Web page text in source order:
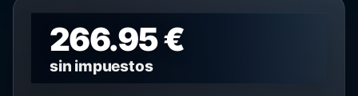
266.95 €
sin impuestos